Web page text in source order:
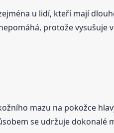
u lidí, kteří mají
protože vysušuje
mazu na pokožce
se udržuje dokonalé